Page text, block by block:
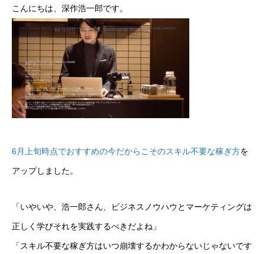
こんにちは、深作浩一郎です。
6月上旬時点でおすすめの今だからこそのスキル不要な稼ぎ方を
アップしました。
「いやいや、浩一郎さん、ビジネスノウハウとマーケティングは
正しく学びそれを実践するべきだよね」
「スキル不要な稼ぎ方はいつ崩壊するかわからないじゃないです